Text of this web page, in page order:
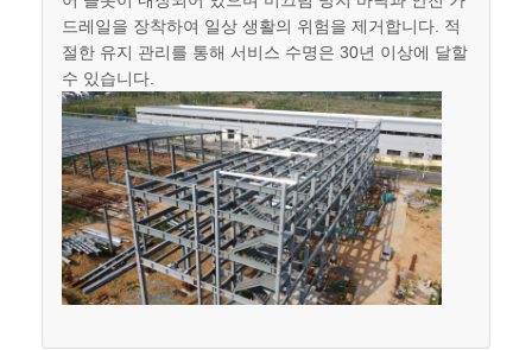
드레일을 장착하여 일상 생활의 위험을 제거합니다. 적
절한 유지 관리를 통해 서비스 수명은 30년 이상에 달할
수 있습니다.